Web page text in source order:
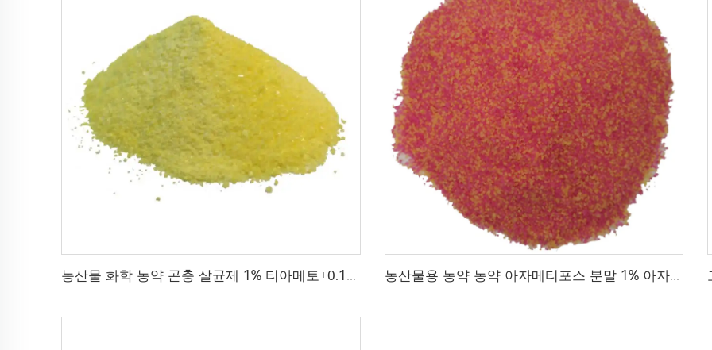
농산물 화학 농약 곤충 살균제 1% 티아메토+0.1% z-9-트리코센 wg 곤충 살균제 농산물용 농약 농약 아자메티포스 분말 1% 아자메티포스 gr 고품질